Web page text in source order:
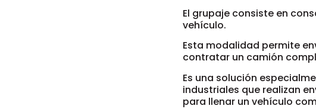
El grupaje consiste en
vehículo.
Esta modalidad permite
contratar un camión
Es una solución
industriales que realizan
para llenar un vehículo